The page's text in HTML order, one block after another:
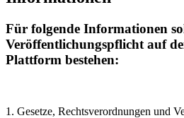
Für folgende Informationen
Veröffentlichungspflicht auf
Plattform bestehen:
1. Gesetze, Rechtsverordnungen und